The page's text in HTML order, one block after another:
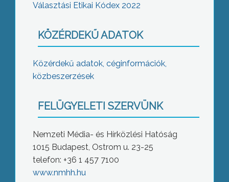
Választási Etikai Kódex 2022
KÖZÉRDEKŰ ADATOK
Közérdekű adatok, céginformációk,
közbeszerzések
FELÜGYELETI SZERVÜNK
Nemzeti Média- és Hírközlési Hatóság
1015 Budapest, Ostrom u. 23-25
telefon: +36 1 457 7100
www.nmhh.hu